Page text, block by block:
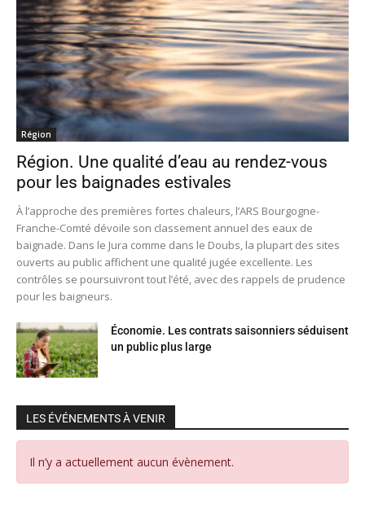
Région
Région. Une qualité d’eau au rendez-vous
pour les baignades estivales
À l’approche des premières fortes chaleurs, l’ARS Bourgogne-
Franche-Comté dévoile son classement annuel des eaux de
baignade. Dans le Jura comme dans le Doubs, la plupart des sites
ouverts au public affichent une qualité jugée excellente. Les
contrôles se poursuivront tout l’été, avec des rappels de prudence
pour les baigneurs.
Économie. Les contrats saisonniers séduisent
un public plus large
LES ÉVÉNEMENTS À VENIR
Il n’y a actuellement aucun évènement.